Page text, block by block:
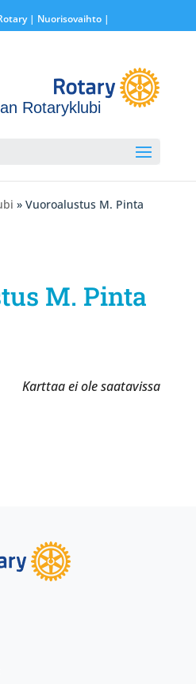
| Nuorisovaihto|
Rotaryklubi
» Vuoroalustus M. Pinta
M. Pinta
Karttaa ei ole saatavissa